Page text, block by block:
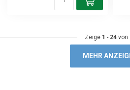
Zeige 1 - 24von
MEHR